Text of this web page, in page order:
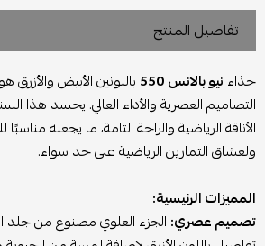
تفاصيل المنتج
حذاء نيو بالانس 550
باللونين الأبيض والأزرق
التصاميم العصرية والأداء العالي. يجسد هذا
الأناقة الرياضية والراحة التامة، ما يجعله
ولعشاق التمارين الرياضية على حد سواء.
المميزات الرئيسية:
تصميم عصري: الجزء العلوي مصنوع من جلد